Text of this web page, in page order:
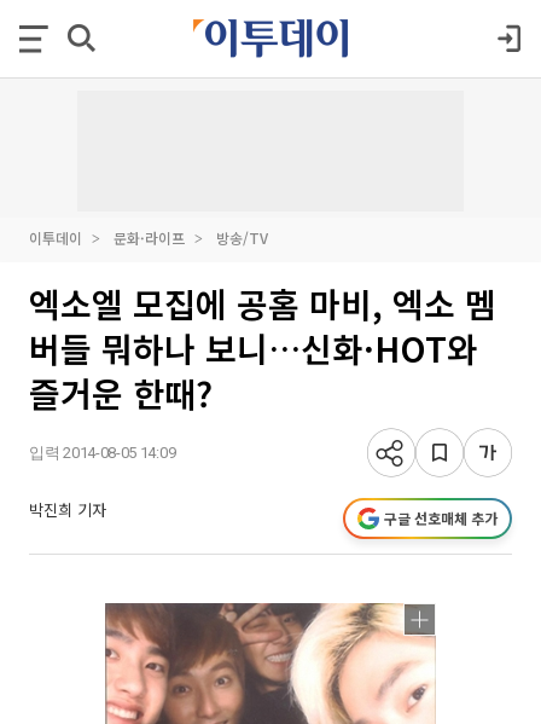
이투데이 문화·라이프 방송/TV
엑소엘 모집에 공홈 마비, 엑소 멤
버들 뭐하나 보니…신화·HOT와
즐거운 한때?
입력 2014-08-05 14:09
박진희 기자 구글 선호매체 추가